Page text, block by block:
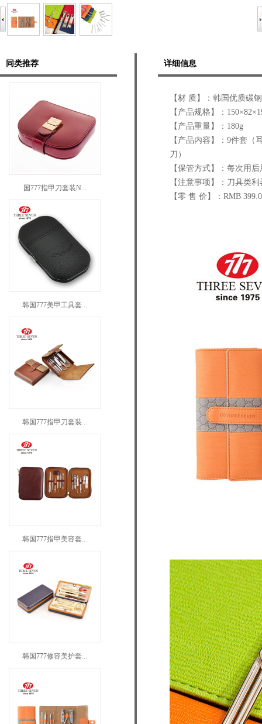
同类推荐
国777指甲刀套装N...
韩国777美甲工具套...
韩国777指甲刀套装...
韩国777指甲美容套...
韩国777修容美护套...
详细信息
【材 质】：韩国优质碳钢
【产品规格】：
【产品重量】：180g
【产品内容】：9件套
刀）
【保管方式】：每次用
【注意事项】：刀具类
【零 售 价】：RMB